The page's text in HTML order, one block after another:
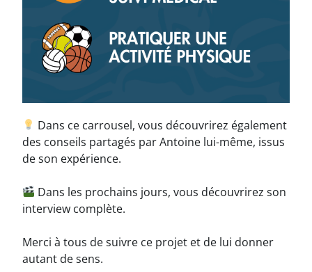
Dans ce carrousel, vous découvrirez également
des conseils partagés par Antoine lui-même, issus
de son expérience.
Dans les prochains jours, vous découvrirez son
interview complète.
Merci à tous de suivre ce projet et de lui donner
autant de sens.